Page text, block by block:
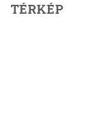
TÉRKÉP